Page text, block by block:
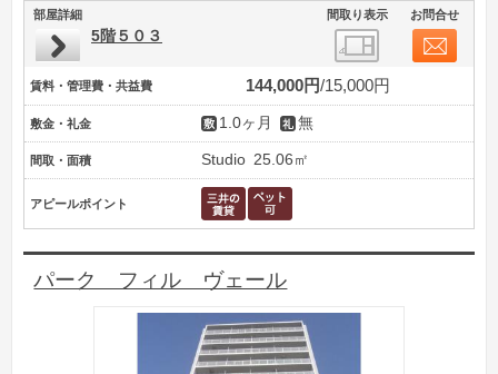
部屋詳細 間取り表示 お問合せ
5階５０３
賃料・管理費・共益費 144,000円 15,000円
敷金・礼金 1.0ヶ月 無
間取・面積 Studio 25.06㎡
アピールポイント
パーク フィル ヴェール